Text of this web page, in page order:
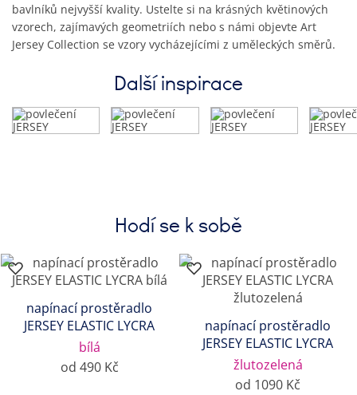
bavlníků nejvyšší kvality. Ustelte si na krásných květinových
vzorech, zajímavých geometriích nebo s námi objevte Art
Jersey Collection se vzory vycházejícími z uměleckých směrů.
Další inspirace
Hodí se k sobě
napínací prostěradlo
JERSEY ELASTIC LYCRA
bílá
od 490 Kč
napínací prostěradlo
JERSEY ELASTIC LYCRA
žlutozelená
od 1090 Kč